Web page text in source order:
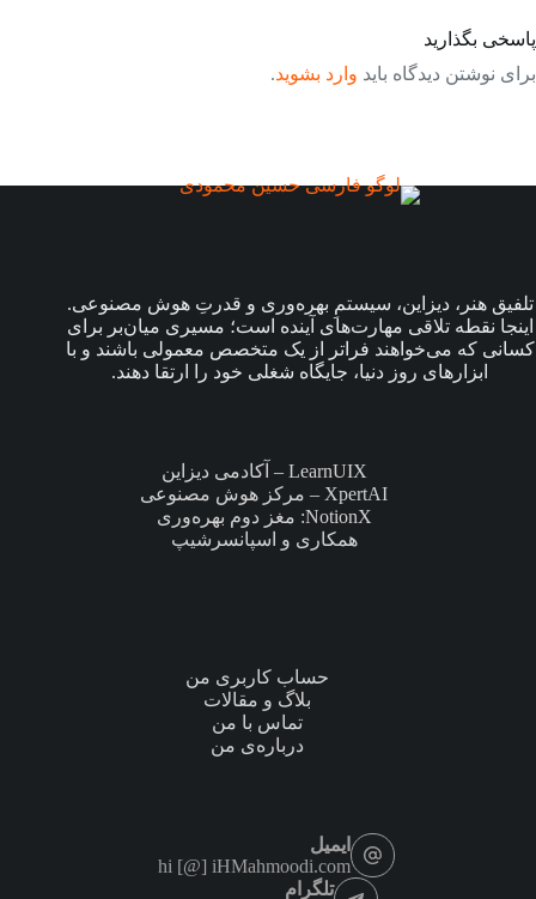
پاسخی بگذارید
برای نوشتن دیدگاه باید وارد بشوید.
تلفیق هنر، دیزاین، سیستمِ بهره‌وری و قدرتِ هوش مصنوعی.
اینجا نقطه تلاقی مهارت‌های آینده است؛ مسیری میان‌بر برای
کسانی که می‌خواهند فراتر از یک متخصص معمولی باشند و با
ابزارهای روز دنیا، جایگاه شغلی خود را ارتقا دهند.
LearnUIX – آکادمی دیزاین
XpertAI – مرکز هوش مصنوعی
NotionX: مغز دوم بهره‌وری
همکاری و اسپانسرشیپ
حساب کاربری من
بلاگ و مقالات
تماس با من
درباره‌ی من
ایمیل
hi [@] iHMahmoodi.com
تلگرام